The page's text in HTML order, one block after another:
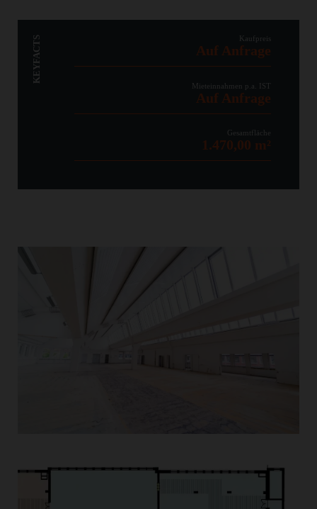
Kaufpreis
Auf Anfrage
Mieteinnahmen p.a. IST
Auf Anfrage
Gesamtfläche
1.470,00 m²
KEYFACTS